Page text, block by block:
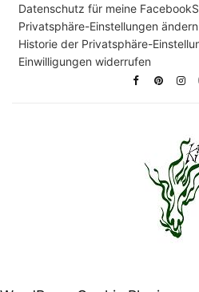
Datenschutz für meine
Privatsphäre-Einstellungen ändern
Historie der Privatsphäre-
Einwilligungen widerrufen